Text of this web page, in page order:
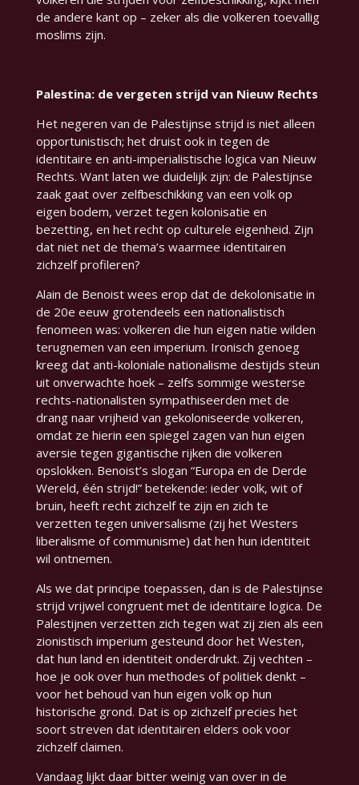
de andere kant op – zeker als die volkeren toevallig
moslims zijn.
Palestina: de vergeten strijd van Nieuw Rechts
Het negeren van de Palestijnse strijd is niet alleen
opportunistisch; het druist ook in tegen de
identitaire en anti-imperialistische logica van Nieuw
Rechts. Want laten we duidelijk zijn: de Palestijnse
zaak gaat over zelfbeschikking van een volk op
eigen bodem, verzet tegen kolonisatie en
bezetting, en het recht op culturele eigenheid. Zijn
dat niet net de thema’s waarmee identitairen
zichzelf profileren?
Alain de Benoist wees erop dat de dekolonisatie in
de 20e eeuw grotendeels een nationalistisch
fenomeen was: volkeren die hun eigen natie wilden
terugnemen van een imperium. Ironisch genoeg
kreeg dat anti-koloniale nationalisme destijds steun
uit onverwachte hoek – zelfs sommige westerse
rechts-nationalisten sympathiseerden met de
drang naar vrijheid van gekoloniseerde volkeren,
omdat ze hierin een spiegel zagen van hun eigen
aversie tegen gigantische rijken die volkeren
opslokken. Benoist’s slogan “Europa en de Derde
Wereld, één strijd!”betekende: ieder volk, wit of
bruin, heeft recht zichzelf te zijn en zich te
verzetten tegen universalisme (zij het Westers
liberalisme of communisme) dat hen hun identiteit
wil ontnemen.
Als we dat principe toepassen, dan is de Palestijnse
strijd vrijwel congruent met de identitaire logica. De
Palestijnen verzetten zich tegen wat zij zien als een
zionistisch imperium gesteund door het Westen,
dat hun land en identiteit onderdrukt. Zij vechten –
hoe je ook over hun methodes of politiek denkt –
voor het behoud van hun eigen volk op hun
historische grond. Dat is op zichzelf precies het
soort streven dat identitairen elders ook voor
zichzelf claimen.
Vandaag lijkt daar bitter weinig van over in de